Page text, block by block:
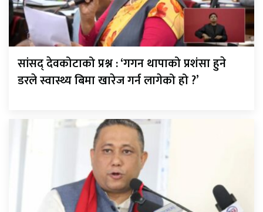
सांसद् देवकोटाको प्रश्न : ‘गगन थापाको प्रशंसा हुने
डरले स्वास्थ्य बिमा खारेज गर्न लागेको हो ?’